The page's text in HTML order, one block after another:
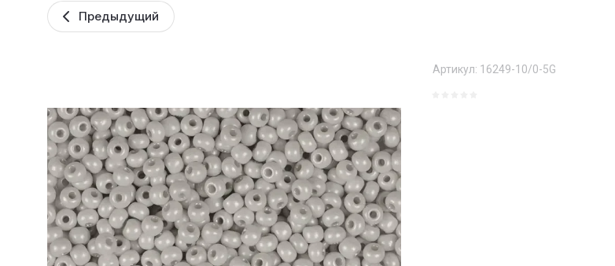
Предыдущий
Артикул: 16249-10/0-5G